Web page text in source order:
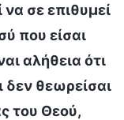
σε επιθυμεί
που είσαι
αλήθεια ότι
δεν θεωρείσαι
του Θεού,